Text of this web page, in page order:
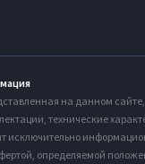
на данном
технические
исключительно
определяемой